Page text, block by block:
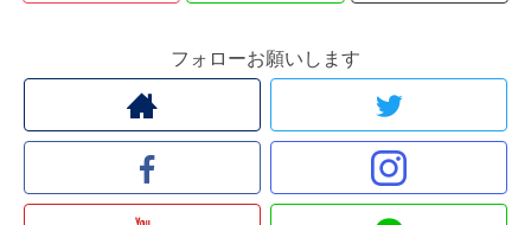
フォローお願いします